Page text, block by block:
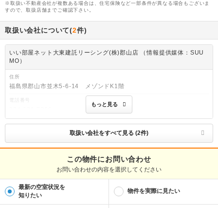
※取扱い不動産会社が複数ある場合は、住宅保険など一部条件が異なる場合もございま
すので、取扱店舗までご確認下さい。
取扱い会社について(2件)
いい部屋ネット大東建託リーシング(株)郡山店 （情報提供媒体：SUU
MO）
住所
福島県郡山市並木5-6-14 メゾンドK1階
電話番号
免許番号
国土交通大臣(2)第9120号
取引態様
100505498435
※お問い合わせの際には、担当者へ物件管理番号をお伝えください。
もっと見る
取扱い会社をすべて見る (2件)
この物件にお問い合わせ
お問い合わせの内容を選択してください
最新の空室状況を
知りたい
物件を実際に見たい